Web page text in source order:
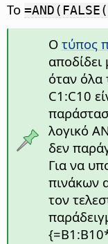
Το
Ο τύπος
αποδίδει
όταν όλα
C1:C10
λογικό
δεν
Για να
πινάκων
τον